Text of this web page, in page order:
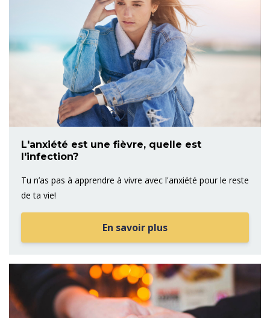
L'anxiété est une fièvre, quelle est
l'infection?
Tu n’as pas à apprendre à vivre avec l'anxiété pour le reste
de ta vie!
En savoir plus